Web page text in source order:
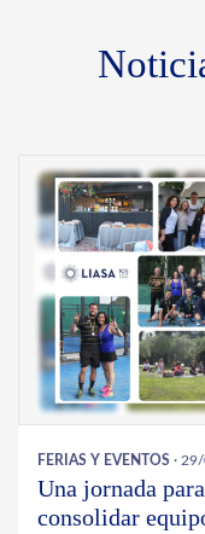
FERIAS Y EVENTOS ·
Una jornada
consolidar